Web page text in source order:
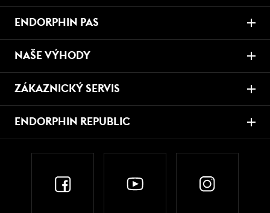
ENDORPHIN PAS
NAŠE VÝHODY
ZÁKAZNICKÝ SERVIS
ENDORPHIN REPUBLIC